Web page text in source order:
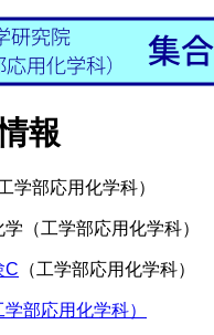
報
工学部応用化学科）
（工学部応用化学科）
C （工学部応用化学科）
部応用化学科）